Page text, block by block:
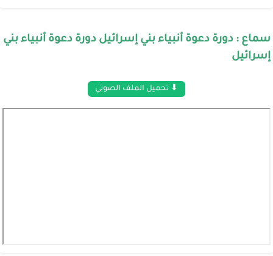
سماع : دورة دعوة أنبياء بني إسرائيل دورة دعوة أنبياء بني
إسرائيل
⬇ تحميل الملف الصوتي